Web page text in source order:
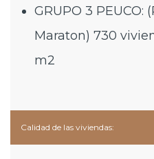
GRUPO 3 PEUCO:
Maraton) 730
m2
Calidad de las viviendas: